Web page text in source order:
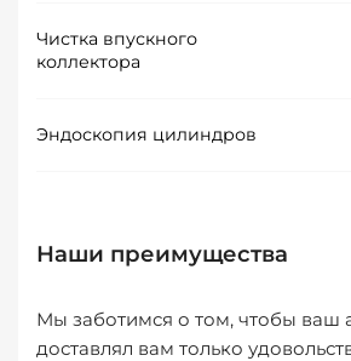
Чистка впускного
коллектора
Эндоскопия цилиндров
Наши преимущества
Мы заботимся о том, чтобы ваш
доставлял вам только